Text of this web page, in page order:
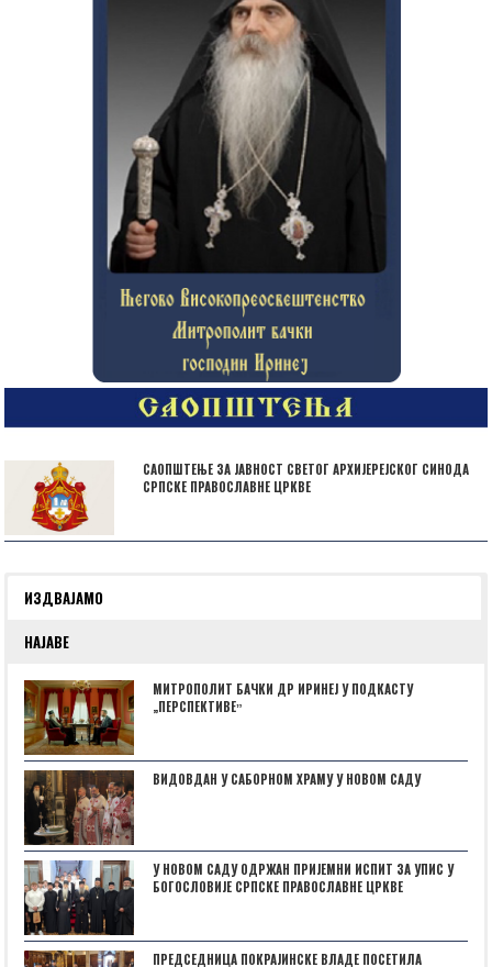
САОПШТЕЊЕ ЗА ЈАВНОСТ СВЕТОГ АРХИЈЕРЕЈСКОГ СИНОДА
СРПСКЕ ПРАВОСЛАВНЕ ЦРКВЕ
ИЗДВАЈАМО
НАЈАВЕ
МИТРОПОЛИТ БАЧКИ ДР ИРИНЕЈ У ПОДКАСТУ
„ПЕРСПЕКТИВЕˮ
ВИДОВДАН У САБОРНОМ ХРАМУ У НОВОМ САДУ
У НОВОМ САДУ ОДРЖАН ПРИЈЕМНИ ИСПИТ ЗА УПИС У
БОГОСЛОВИЈЕ СРПСКЕ ПРАВОСЛАВНЕ ЦРКВЕ
ПРЕДСЕДНИЦА ПОКРАЈИНСКЕ ВЛАДЕ ПОСЕТИЛА